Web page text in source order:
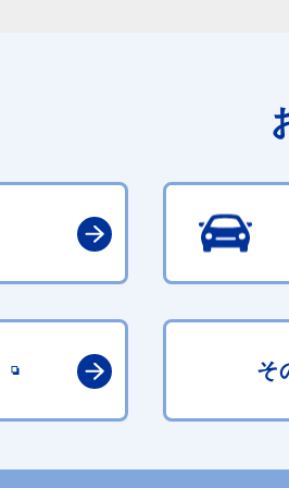
そ